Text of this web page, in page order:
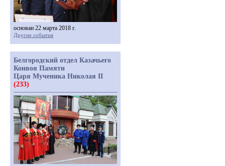
основан 22 марта 2018 г.
Другие события
Белгородский отдел Казачьего
Конвоя Памяти
Царя Мученика Николая II
(233)